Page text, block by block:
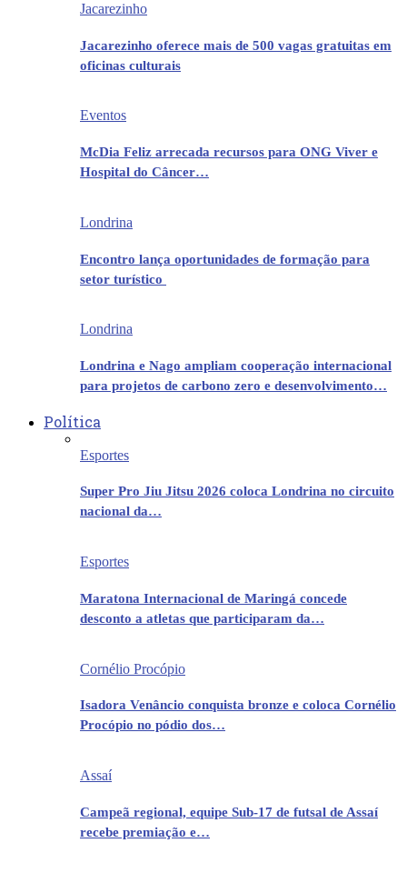
Jacarezinho
Jacarezinho oferece mais de 500 vagas gratuitas em
oficinas culturais
Eventos
McDia Feliz arrecada recursos para ONG Viver e
Hospital do Câncer…
Londrina
Encontro lança oportunidades de formação para
setor turístico
Londrina
Londrina e Nago ampliam cooperação internacional
para projetos de carbono zero e desenvolvimento…
Política
Esportes
Super Pro Jiu Jitsu 2026 coloca Londrina no circuito
nacional da…
Esportes
Maratona Internacional de Maringá concede
desconto a atletas que participaram da…
Cornélio Procópio
Isadora Venâncio conquista bronze e coloca Cornélio
Procópio no pódio dos…
Assaí
Campeã regional, equipe Sub-17 de futsal de Assaí
recebe premiação e…